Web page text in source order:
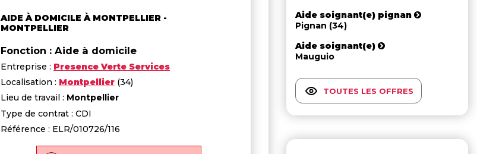
AIDE À DOMICILE À MONTPELLIER -
MONTPELLIER
Fonction : Aide à domicile
Entreprise : Presence Verte Services
Localisation : Montpellier (34)
Lieu de travail : Montpellier
Type de contrat : CDI
Référence : ELR/010726/116
Aide soignant(e) pignan
Pignan (34)
Aide soignant(e)
Mauguio
TOUTES LES OFFRES